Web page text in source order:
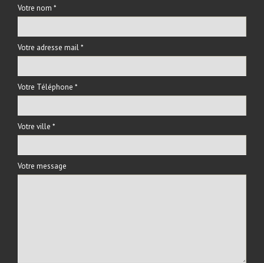
Votre nom *
Votre adresse mail *
Votre Téléphone *
Votre ville *
Votre message